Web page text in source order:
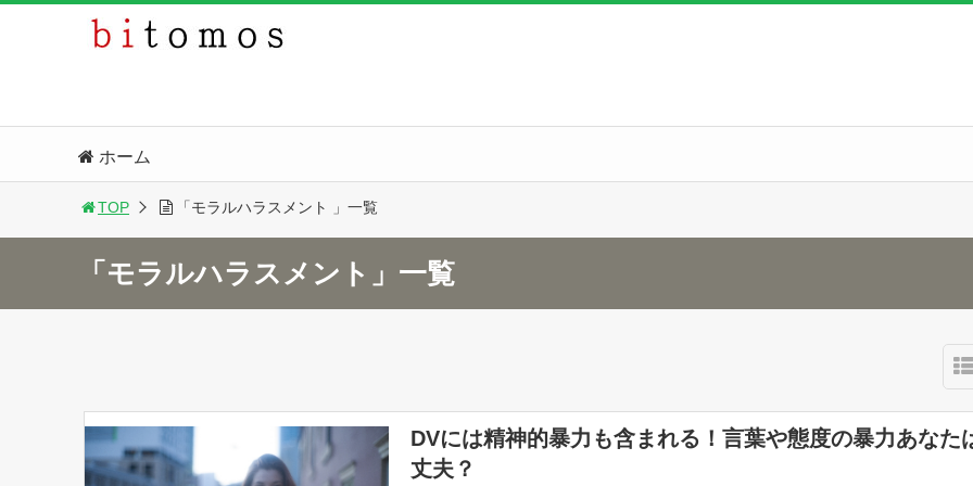
ホーム
TOP 「モラルハラスメント 」一覧
「モラルハラスメント」一覧
DVには精神的暴力も含まれる！言葉や態度の暴力あなた
丈夫？